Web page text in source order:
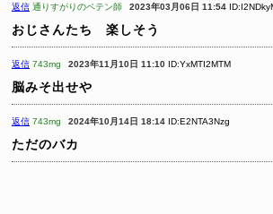
返信 通りすがりのペテン師 2023年03月06日 11:54
おじさんたち 楽しそう
返信 743mg 2023年11月10日 11:10 ID:YxMTI2MTM
脳みそ出せや
返信 743mg 2024年10月14日 18:14 ID:E2NTA3Nzg
ただのバカ